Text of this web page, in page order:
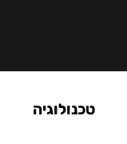
טכנולוגיה